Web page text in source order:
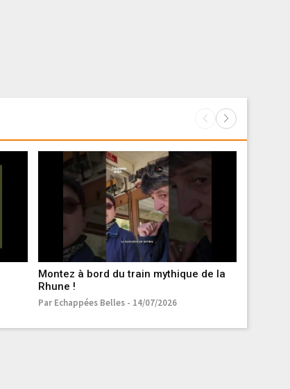
Montez à bord du train mythique de la
Rhune !
Par Echappées Belles - 14/07/2026